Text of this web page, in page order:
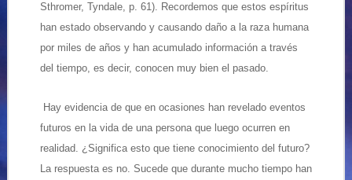
Sthromer, Tyndale, p. 61). Recordemos que estos espíritus
han estado observando y causando daño a la raza humana
por miles de años y han acumulado información a través
del tiempo, es decir, conocen muy bien el pasado.
Hay evidencia de que en ocasiones han revelado eventos
futuros en la vida de una persona que luego ocurren en
realidad. ¿Significa esto que tiene conocimiento del futuro?
La respuesta es no. Sucede que durante mucho tiempo han